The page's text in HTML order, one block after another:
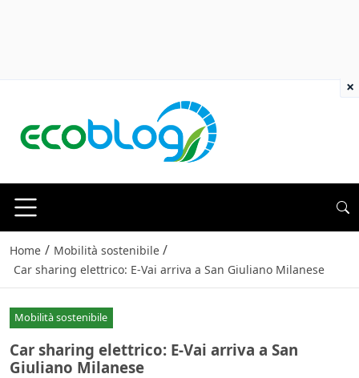
Home / Mobilità sostenibile /
Car sharing elettrico: E-Vai arriva a San Giuliano Milanese
Mobilità sostenibile
Car sharing elettrico: E-Vai arriva a San
Giuliano Milanese
×